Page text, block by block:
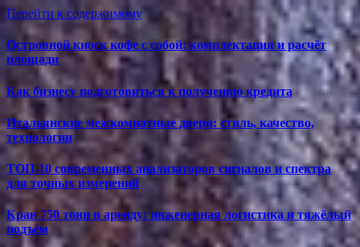
Перейти к содержимому
Островной киоск кофе с собой: комплектация и расчёт
площади
Как бизнесу подготовиться к получению кредита
Итальянские межкомнатные двери: стиль, качество,
технологии
ТОП-10 современных анализаторов сигналов и спектра
для точных измерений
Кран 750 тонн в аренду: инженерная логистика и тяжёлый
подъём